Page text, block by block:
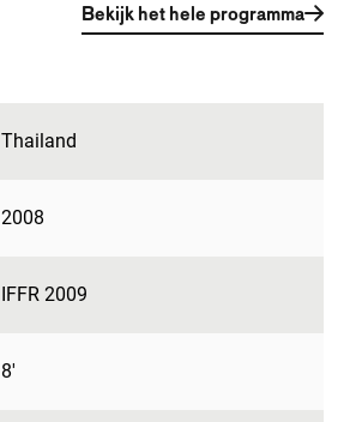
Bekijk het hele programma
Thailand
2008
IFFR 2009
8'